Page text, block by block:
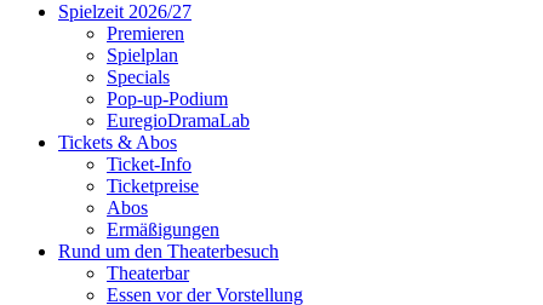
Spielzeit 2026/27
Premieren
Spielplan
Specials
Pop-up-Podium
EuregioDramaLab
Tickets & Abos
Ticket-Info
Ticketpreise
Abos
Ermäßigungen
Rund um den Theaterbesuch
Theaterbar
Essen vor der Vorstellung